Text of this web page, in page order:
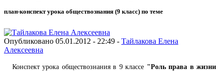
план-конспект урока обществознания (9 класс) по теме
Опубликовано 05.01.2012 - 22:49 - Тайлакова Елена
Алексеевна
Конспект урока обществознания в 9 классе "Роль права в жизни